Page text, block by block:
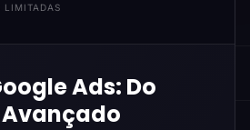
LIMITADAS
Ads: Do